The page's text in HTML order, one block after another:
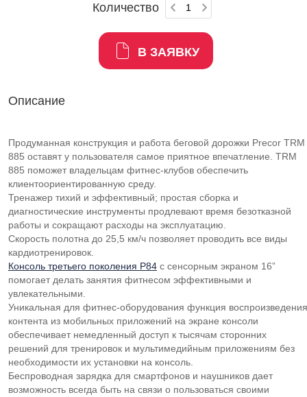
Количество
В ЗАЯВКУ
Описание
Продуманная конструкция и работа беговой дорожки Precor TRM
885 оставят у пользователя самое приятное впечатление. TRM
885 поможет владельцам фитнес-клубов обеспечить
клиентоориентированную среду.
Тренажер тихий и эффективный; простая сборка и
диагностические инструменты продлевают время безотказной
работы и сокращают расходы на эксплуатацию.
Скорость полотна до 25,5 км/ч позволяет проводить все виды
кардиотренировок.
Консоль третьего поколения P84 с сенсорным экраном 16”
помогает делать занятия фитнесом эффективными и
увлекательными.
Уникальная для фитнес-оборудования функция воспроизведения
контента из мобильных приложений на экране консоли
обеспечивает немедленный доступ к тысячам сторонних
решений для тренировок и мультимедийным приложениям без
необходимости их установки на консоль.
Беспроводная зарядка для смартфонов и наушников дает
возможность всегда быть на связи о пользоваться своими